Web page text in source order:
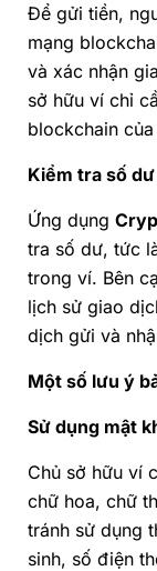
Để gửi tiền,
mạng block
và xác nhận
sở hữu ví chỉ
blockchain
Kiểm tra số
Ứng dụng
tra số dư, tức
trong ví. Bên
lịch sử giao
dịch gửi và
Một số lưu ý
Sử dụng mật
Chủ sở hữu ví
chữ hoa, chữ
tránh sử dụng
sinh, số điện